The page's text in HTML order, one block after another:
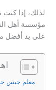
لذلك، إذا
مؤسسة أهل
على يد أفضل
معلم جبس